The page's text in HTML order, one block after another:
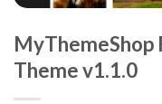
MyThemeShop
Theme v1.1.0